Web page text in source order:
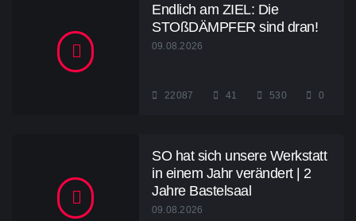
Endlich am ZIEL: Die
STOßDÄMPFER sind dran!
09.08.2026
22087 41 530 0
SO hat sich unsere Werkstatt
in einem Jahr verändert | 2
Jahre Bastelsaal
09.08.2026